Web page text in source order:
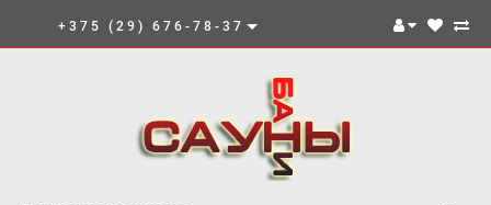
+375 (29) 676-78-37